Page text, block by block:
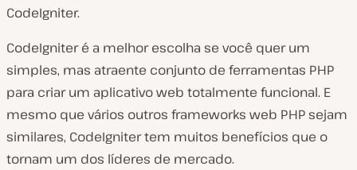
CodeIgniter.
CodeIgniter é a melhor escolha se você quer um
simples, mas atraente conjunto de ferramentas PHP
para criar um aplicativo web totalmente funcional. E
mesmo que vários outros frameworks web PHP sejam
similares, CodeIgniter tem muitos benefícios que o
tornam um dos líderes de mercado.